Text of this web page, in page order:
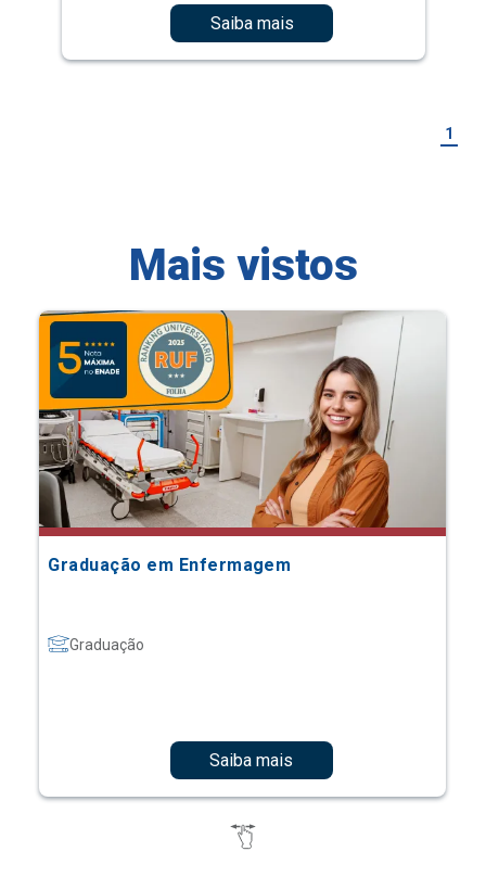
Saiba mais
1
Mais vistos
Graduação em Enfermagem
Graduação
Saiba mais